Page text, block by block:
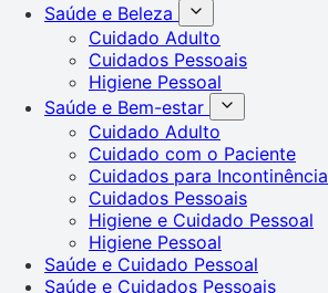
Saúde e Beleza
Cuidado Adulto
Cuidados Pessoais
Higiene Pessoal
Saúde e Bem-estar
Cuidado Adulto
Cuidado com o Paciente
Cuidados para Incontinência
Cuidados Pessoais
Higiene e Cuidado Pessoal
Higiene Pessoal
Saúde e Cuidado Pessoal
Saúde e Cuidados Pessoais